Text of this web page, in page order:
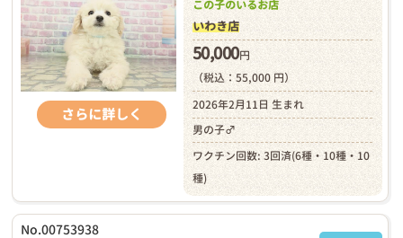
さらに詳しく
この子のいるお店
いわき店
50,000円
（税込：55,000 円）
2026年2月11日 生まれ
男の子♂
ワクチン回数: 3回済(6種・10種・10
種)
No.00753938